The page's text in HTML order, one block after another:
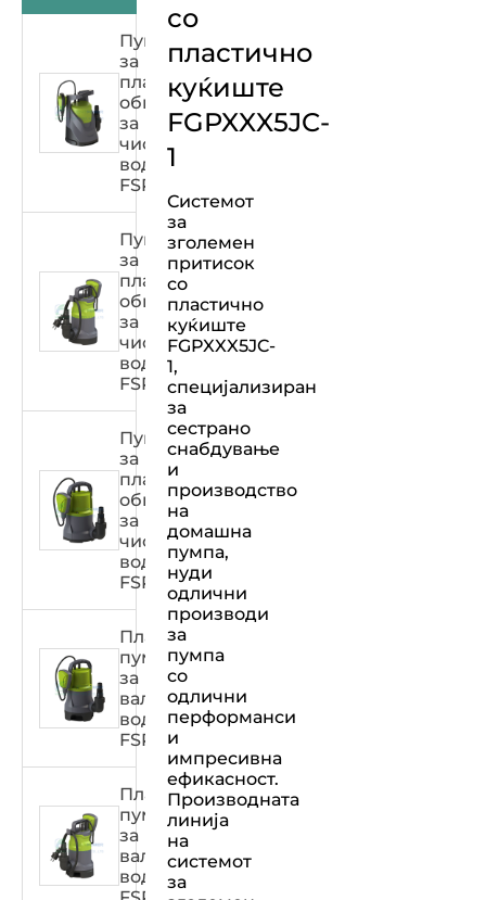
Пумпа
за
пластична
обвивка
за
чиста
вода
FSPXXX33C
Пумпа
за
пластична
обвивка
за
чиста
вода
FSPXXX32C
Пумпа
за
пластична
обвивка
за
чиста
вода
FSPXXX31C
Пластична
пумпа
за
валкана
вода
FSPXXX31DW
Пластична
пумпа
за
валкана
вода
со
пластично
куќиште
FGPXXX5JC-
1
Системот
за
зголемен
притисок
со
пластично
куќиште
FGPXXX5JC-
1,
специјализиран
за
сестрано
снабдување
и
производство
на
домашна
пумпа,
нуди
одлични
производи
за
пумпа
со
одлични
перформанси
и
импресивна
ефикасност.
Производната
линија
на
системот
за